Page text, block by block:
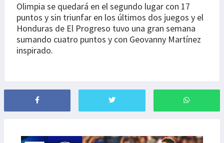
Olimpia se quedará en el segundo lugar con 17
puntos y sin triunfar en los últimos dos juegos y el
Honduras de El Progreso tuvo una gran semana
sumando cuatro puntos y con Geovanny Martínez
inspirado.